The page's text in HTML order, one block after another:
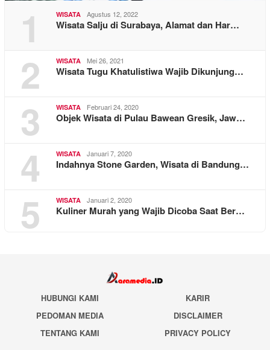
1 WISATA Agustus 12, 2022
Wisata Salju di Surabaya, Alamat dan Har…
2 WISATA Mei 26, 2021
Wisata Tugu Khatulistiwa Wajib Dikunjung…
3 WISATA Februari 24, 2020
Objek Wisata di Pulau Bawean Gresik, Jaw…
4 WISATA Januari 7, 2020
Indahnya Stone Garden, Wisata di Bandung…
5 WISATA Januari 2, 2020
Kuliner Murah yang Wajib Dicoba Saat Ber…
HUBUNGI KAMI
KARIR
PEDOMAN MEDIA
DISCLAIMER
TENTANG KAMI
PRIVACY POLICY